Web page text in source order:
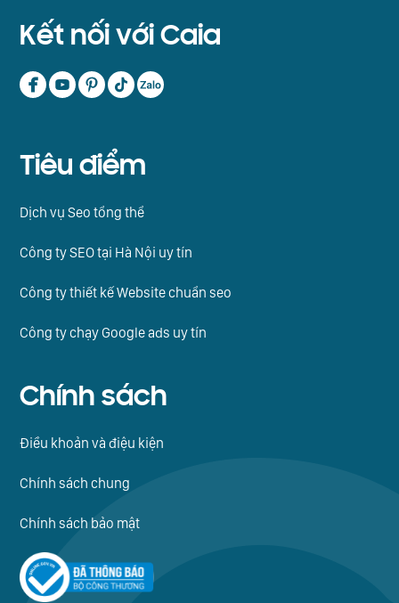
Kết nối với Caia
Tiêu điểm
Dịch vụ Seo tổng thể
Công ty SEO tại Hà Nội uy tín
Công ty thiết kế Website chuẩn seo
Công ty chạy Google ads uy tín
Chính sách
Điều khoản và điệu kiện
Chính sách chung
Chính sách bảo mật